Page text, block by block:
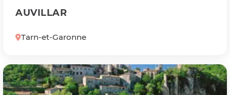
AUVILLAR
Tarn-et-Garonne